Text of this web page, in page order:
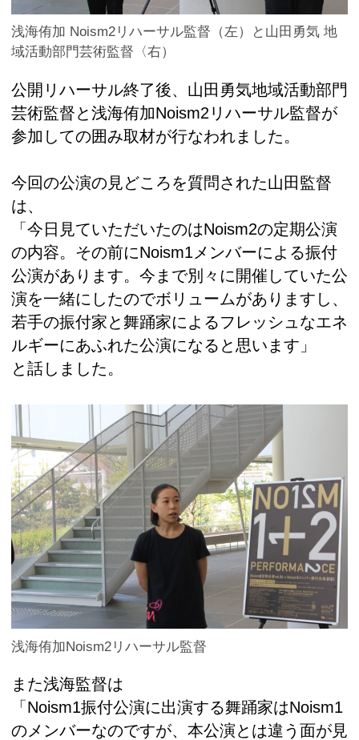
浅海侑加 Noism2リハーサル監督（左）と山田勇気 地
域活動部門芸術監督〈右）
公開リハーサル終了後、山田勇気地域活動部門
芸術監督と浅海侑加Noism2リハーサル監督が
参加しての囲み取材が行なわれました。
今回の公演の見どころを質問された山田監督
は、
「今日見ていただいたのはNoism2の定期公演
の内容。その前にNoism1メンバーによる振付
公演があります。今まで別々に開催していた公
演を一緒にしたのでボリュームがありますし、
若手の振付家と舞踊家によるフレッシュなエネ
ルギーにあふれた公演になると思います」
と話しました。
浅海侑加Noism2リハーサル監督
また浅海監督は
「Noism1振付公演に出演する舞踊家はNoism1
のメンバーなのですが、本公演とは違う面が見